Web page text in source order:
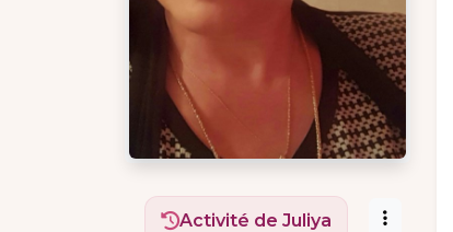
Activité de Juliya